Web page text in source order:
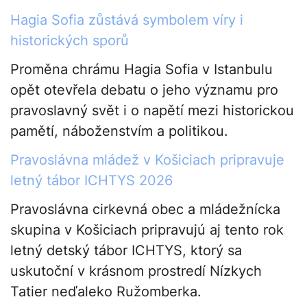
Hagia Sofia zůstává symbolem víry i
historických sporů
Proměna chrámu Hagia Sofia v Istanbulu
opět otevřela debatu o jeho významu pro
pravoslavný svět i o napětí mezi historickou
pamětí, náboženstvím a politikou.
Pravoslávna mládež v Košiciach pripravuje
letný tábor ICHTYS 2026
Pravoslávna cirkevná obec a mládežnícka
skupina v Košiciach pripravujú aj tento rok
letný detský tábor ICHTYS, ktorý sa
uskutoční v krásnom prostredí Nízkych
Tatier neďaleko Ružomberka.